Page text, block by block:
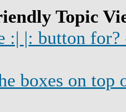
Topic
:| |: button
boxes on top